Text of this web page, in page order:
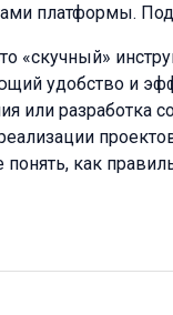
платформы.
«скучный»
удобство и
или разработка
как